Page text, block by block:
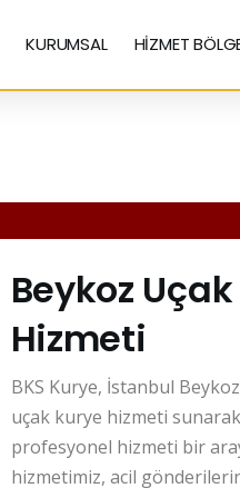
KURUMSAL HİZMET
Beykoz
Hizmeti
BKS Kurye, İstanbul
uçak kurye hizmeti
profesyonel hizmeti bir
hizmetimiz, acil